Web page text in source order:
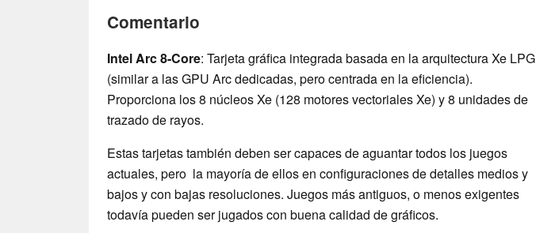
Comentario
Intel Arc 8-Core: Tarjeta gráfica integrada basada en la arquitectura Xe LPG
(similar a las GPU Arc dedicadas, pero centrada en la eficiencia).
Proporciona los 8 núcleos Xe (128 motores vectoriales Xe) y 8 unidades de
trazado de rayos.
Estas tarjetas también deben ser capaces de aguantar todos los juegos
actuales, pero la mayoría de ellos en configuraciones de detalles medios y
bajos y con bajas resoluciones. Juegos más antiguos, o menos exigentes
todavía pueden ser jugados con buena calidad de gráficos.